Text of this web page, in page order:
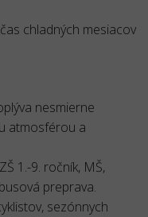
chladných mesiacov
nesmierne
atmosférou a
1.-9. ročník, MŠ,
preprava.
sezónnych